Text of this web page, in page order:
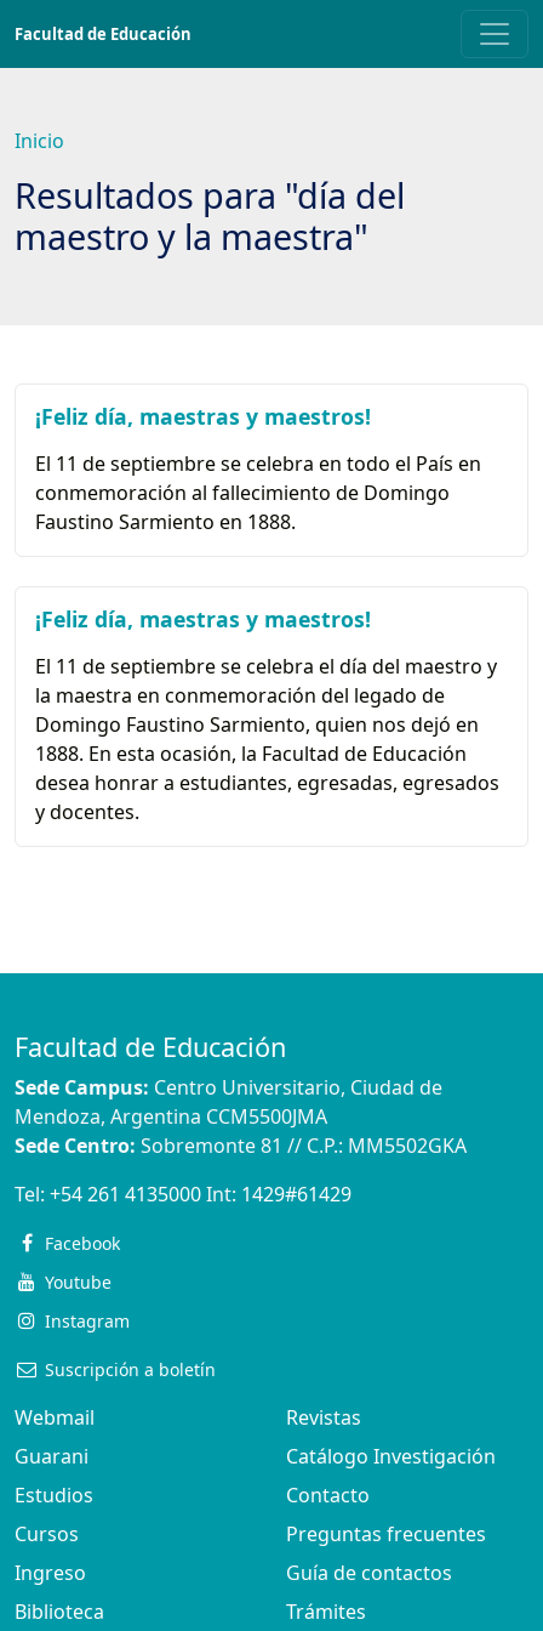
contenido
Facultad de Educación
Inicio
Resultados para "día del
maestro y la maestra"
¡Feliz día, maestras y maestros!
El 11 de septiembre se celebra en todo el País en
conmemoración al fallecimiento de Domingo
Faustino Sarmiento en 1888.
¡Feliz día, maestras y maestros!
El 11 de septiembre se celebra el día del maestro y
la maestra en conmemoración del legado de
Domingo Faustino Sarmiento, quien nos dejó en
1888. En esta ocasión, la Facultad de Educación
desea honrar a estudiantes, egresadas, egresados
y docentes.
Facultad de Educación
Sede Campus: Centro Universitario, Ciudad de
Mendoza, Argentina CCM5500JMA
Sede Centro: Sobremonte 81 // C.P.: MM5502GKA
Tel: +54 261 4135000Int: 1429#61429
Facebook
Youtube
Instagram
Suscripción a boletín
Webmail
Guarani
Estudios
Cursos
Ingreso
Biblioteca
Revistas
Catálogo Investigación
Contacto
Preguntas frecuentes
Guía de contactos
Trámites